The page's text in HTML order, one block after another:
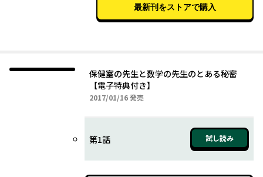
最新刊をストアで購入
保健室の先生と数学の先生のとある秘密
【電子特典付き】
2017/01/162017年01月16日
発売
第1話 試し読み